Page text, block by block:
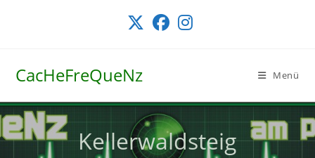
CacHeFreQueNz Menü
Kellerwaldsteig